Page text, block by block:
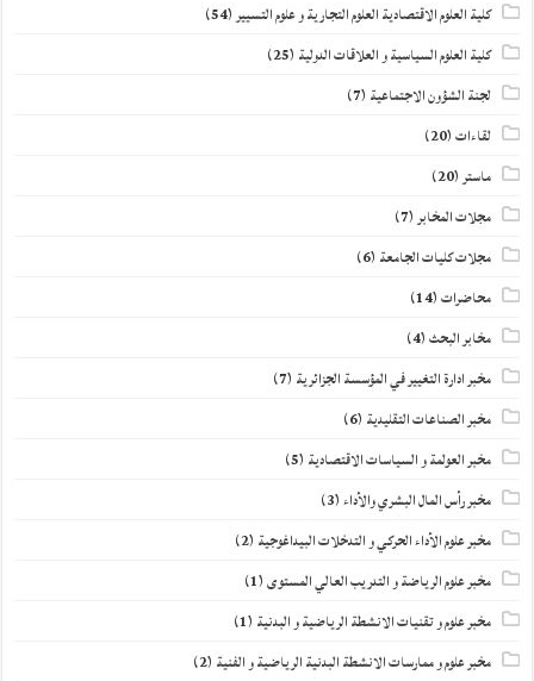
كلية العلوم الاقتصادية العلوم التجارية و علوم التسيير(54)
كلية العلوم السياسية و العلاقات الدولية (25)
لجنة الشؤون الاجتماعية (7)
لقاءات(20)
ماستر(20)
مجلات المخابر(7)
مجلات كليات الجامعة (6)
محاضرات(14)
مخابر البحث(4)
مخبر ادارة التغيير في المؤسسة الجزائرية (7)
مخبر الصناعات التقليدية (6)
مخبر العولمة و السياسات الاقتصادية (5)
مخبر رأس المال البشري والأداء(3)
مخبر علوم الأداء الحركي و التدخلات البيداغوجية (2)
مخبر علوم الرياضة و التدريب العالي المستوى(1)
مخبر علوم و تقنيات الانشطة الرياضية و البدنية (1)
مخبر علوم و ممارسات الانشطة البدنية الرياضية و الفنية (2)